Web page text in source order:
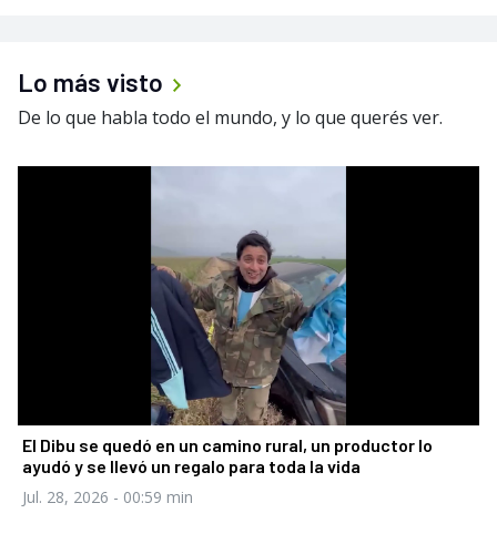
Lo más visto
De lo que habla todo el mundo, y lo que querés ver.
El Dibu se quedó en un camino rural, un productor lo
ayudó y se llevó un regalo para toda la vida
Jul. 28, 2026 - 00:59 min